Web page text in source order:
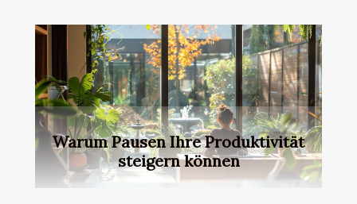
Warum Pausen Ihre Produktivität
steigern können